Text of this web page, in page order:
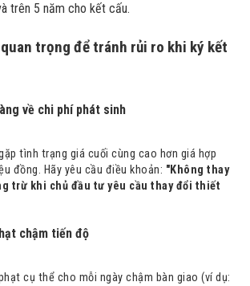
trên 5 năm cho kết cấu.
trọng để tránh rủi ro khi ký kết
về chi phí phát sinh
tình trạng giá cuối cùng cao hơn giá hợp
đồng. Hãy yêu cầu điều khoản: "Không thay
trừ khi chủ đầu tư yêu cầu thay đổi thiết
chậm tiến độ
cụ thể cho mỗi ngày chậm bàn giao (ví dụ: